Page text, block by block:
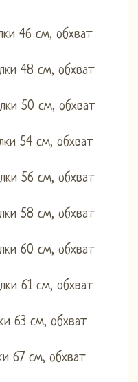
46 см, обхват
48 см, обхват
50 см, обхват
54 см, обхват
56 см, обхват
58 см, обхват
60 см, обхват
61 см, обхват
63 см, обхват
67 см, обхват